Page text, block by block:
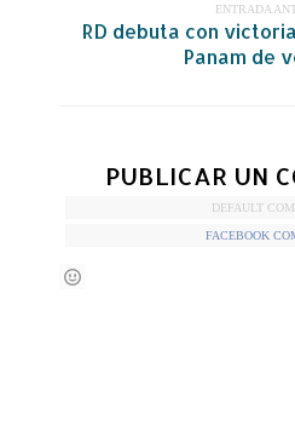
ENTRADA
RD debuta con
Panam de
PUBLICAR UN
DEFAULT
FACEBOOK